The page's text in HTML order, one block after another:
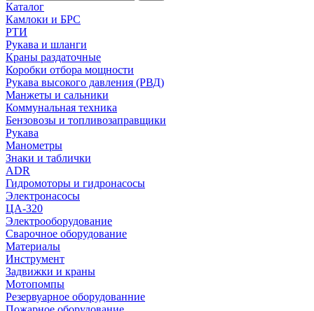
Каталог
Камлоки и БРС
РТИ
Рукава и шланги
Краны раздаточные
Коробки отбора мощности
Рукава высокого давления (РВД)
Манжеты и сальники
Коммунальная техника
Бензовозы и топливозаправщики
Рукава
Манометры
Знаки и таблички
ADR
Гидромоторы и гидронасосы
Электронасосы
ЦА-320
Электрооборудование
Сварочное оборудование
Материалы
Инструмент
Задвижки и краны
Мотопомпы
Резервуарное оборудованние